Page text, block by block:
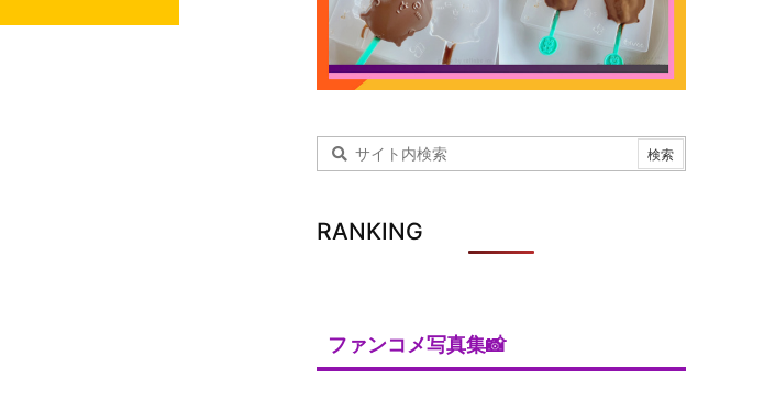
RANKING
ファンコメ写真集📸